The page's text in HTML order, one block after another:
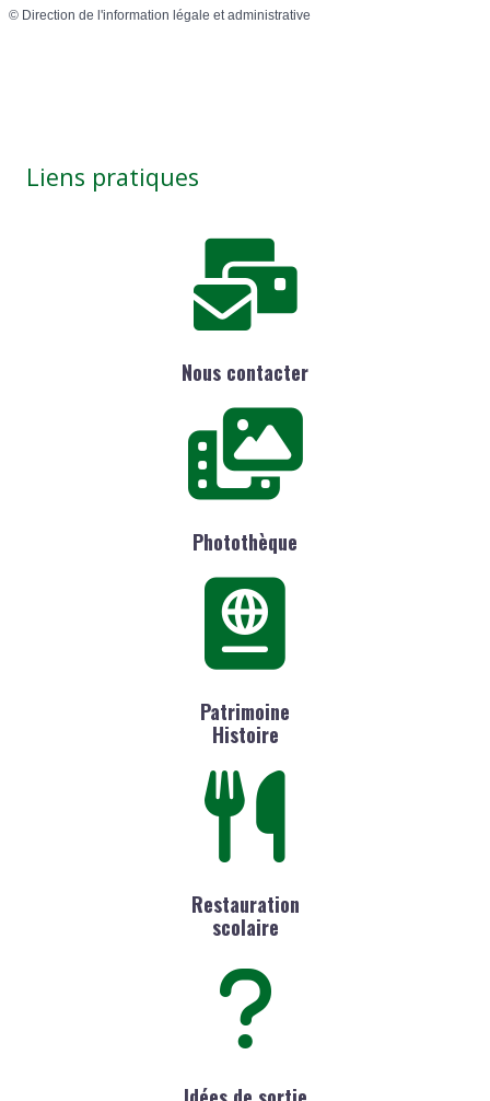
© Direction de l'information légale et administrative
Liens pratiques
Nous contacter
Photothèque
Patrimoine
Histoire
Restauration
scolaire